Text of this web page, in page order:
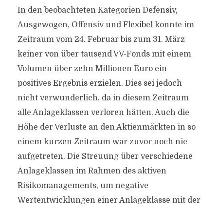
In den beobachteten Kategorien Defensiv,
Ausgewogen, Offensiv und Flexibel konnte im
Zeitraum vom 24. Februar bis zum 31. März
keiner von über tausend VV-Fonds mit einem
Volumen über zehn Millionen Euro ein
positives Ergebnis erzielen. Dies sei jedoch
nicht verwunderlich, da in diesem Zeitraum
alle Anlageklassen verloren hätten. Auch die
Höhe der Verluste an den Aktienmärkten in so
einem kurzen Zeitraum war zuvor noch nie
aufgetreten. Die Streuung über verschiedene
Anlageklassen im Rahmen des aktiven
Risikomanagements, um negative
Wertentwicklungen einer Anlageklasse mit der